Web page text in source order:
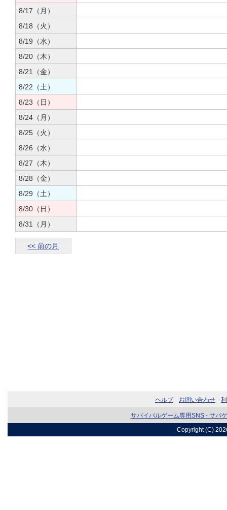
8/17（月）
8/18（火）
8/19（水）
8/20（木）
8/21（金）
8/22（土）
8/23（日）
8/24（月）
8/25（火）
8/26（水）
8/27（木）
8/28（金）
8/29（土）
8/30（日）
8/31（月）
<< 前の月
ヘルプ お問い合わせ
サバイバルゲーム専用SNS - サバ
Copyright (C)